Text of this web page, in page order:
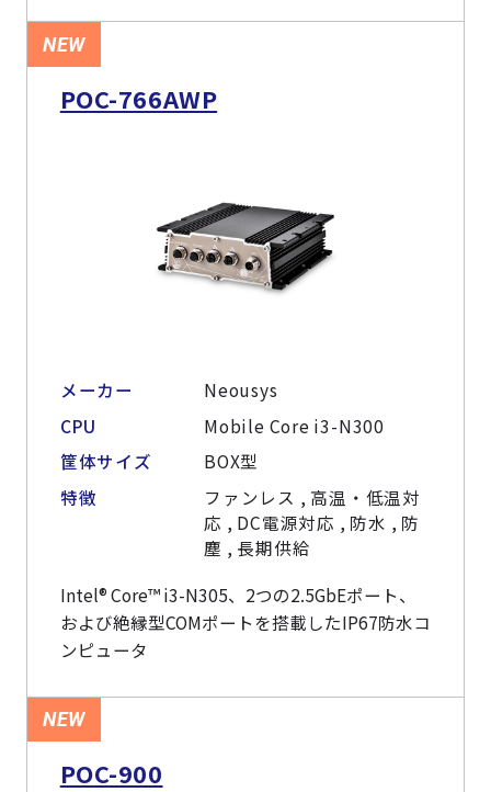
NEW
POC-766AWP
メーカー
Neousys
CPU
Mobile Core i3-N300
筐体サイズ
BOX型
特徴
ファンレス , 高温・低温対
応 , DC電源対応 , 防水 , 防
塵 , 長期供給
Intel® Core™ i3-N305、2つの2.5GbEポート、
および絶縁型COMポートを搭載したIP67防水コ
ンピュータ
NEW
POC-900